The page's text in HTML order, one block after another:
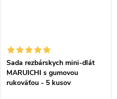
Sada rezbárskych mini-dlát
MARUICHI s gumovou
rukoväťou - 5 kusov